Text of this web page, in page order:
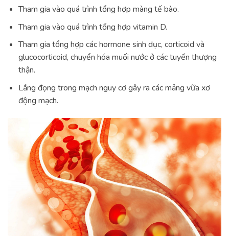
Tham gia vào quá trình tổng hợp màng tế bào.
Tham gia vào quá trình tổng hợp vitamin D.
Tham gia tổng hợp các hormone sinh dục, corticoid và
glucocorticoid, chuyển hóa muối nước ở các tuyến thượng
thận.
Lắng đọng trong mạch nguy cơ gây ra các mảng vữa xơ
động mạch.